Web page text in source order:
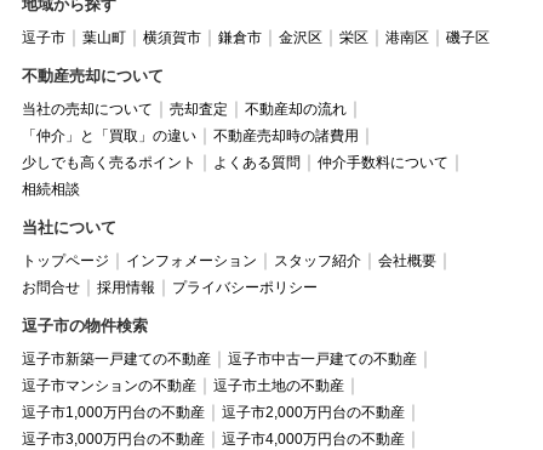
地域から探す
逗子市 葉山町 横須賀市 鎌倉市 金沢区 栄区 港南区 磯子区
不動産売却について
当社の売却について 売却査定
不動産却の流れ
「仲介」と「買取」の違い
不動産売却時の諸費用
少しでも高く売るポイント
よくある質問
仲介手数料について
相続相談
当社について
トップページ インフォメーション スタッフ紹介
会社概要
お問合せ
採用情報 プライバシーポリシー
逗子市の物件検索
逗子市新築一戸建ての不動産
逗子市中古一戸建ての不動産
逗子市マンションの不動産
逗子市土地の不動産
逗子市1,000万円台の不動産
逗子市2,000万円台の不動産
逗子市3,000万円台の不動産
逗子市4,000万円台の不動産